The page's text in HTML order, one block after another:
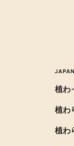
植わ
植わ
植わ